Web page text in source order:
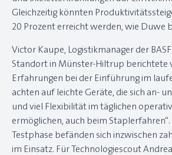
Gleichzeitig könnten
20 Prozent erreicht werden, wie Duwe
Victor Kaupe, Logistikmanager der
Standort in Münster-Hiltrup berichtete
Erfahrungen bei der Einführung im
achten auf leichte Geräte, die sich an-
und viel Flexibilität im täglichen
ermöglichen, auch beim Staplerfahren“.
Testphase befänden sich inzwischen
im Einsatz. Für Technologiescout